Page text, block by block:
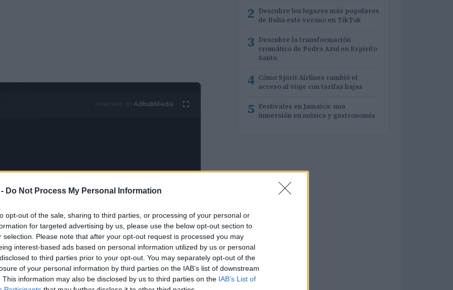
Do Not Process My Personal Information
opt-out of the sale, sharing to third parties, or processing of your personal or
for targeted advertising by us, please use the below opt-out section to
selection. Please note that after your opt-out request is processed you may
interest-based ads based on personal information utilized by us or personal
to third parties prior to your opt-out. You may separately opt-out of the
of your personal information by third parties on the IAB’s list of downstream
This information may also be disclosed by us to third parties on the IAB’s List of
AdhubMedia
2 Descubre los lugares más populares
de Italia este verano en TikTok
3 Descubre la transformación
cromática de Pedra Azul en Espírito
Santo
4 Cómo Spirit Airlines cambió el
acceso al viaje con tarifas bajas
5 Festivales en Jamaica: una
inmersión en música y gastronomía